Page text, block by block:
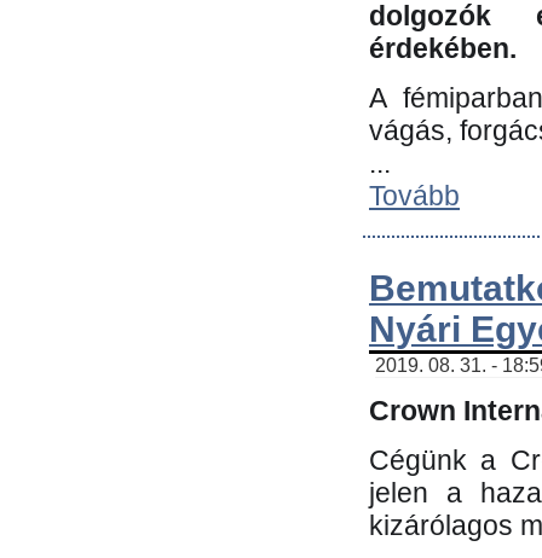
dolgozók
érdekében.
A
vágás,
...
Tovább
Nyári
2019. 08. 31. -
Crown
Cégünk a
jelen a
kizárólagos